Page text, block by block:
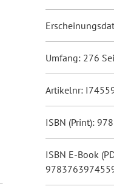
Umfang: 276
Artikelnr:
ISBN (Print):
ISBN E-Book